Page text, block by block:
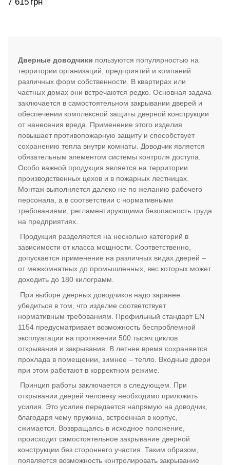
Дверные доводчики пользуются популярностью на
территории организаций, предприятий и компаний
различных форм собственности. В квартирах или
частных домах они встречаются редко. Основная задача
заключается в самостоятельном закрывании дверей и
обеспечении комплексной защиты дверной конструкции
от нанесения вреда. Применение этого изделия
повышает противопожарную защиту и способствует
сохранению тепла внутри комнаты. Доводчик является
обязательным элементом системы контроля доступа.
Особо важной продукция является на территории
производственных цехов и в пожарных лестницах.
Монтаж выполняется далеко не по желанию рабочего
персонала, а в соответствии с нормативными
требованиями, регламентирующими безопасность труда
на предприятиях.
Продукция разделяется на несколько категорий в
зависимости от класса мощности. Соответственно,
допускается применение на различных видах дверей –
от межкомнатных до промышленных, вес которых может
доходить до 180 килограмм.
При выборе дверных доводчиков надо заранее
убедиться в том, что изделие соответствует
нормативным требованиям. Профильный стандарт EN
1154 предусматривает возможность беспроблемной
эксплуатации на протяжении 500 тысяч циклов
открывания и закрывания. В летнее время сохраняется
прохлада в помещении, зимнее – тепло. Входные двери
при этом работают в корректном режиме.
Принцип работы заключается в следующем. При
открывании дверей человеку необходимо приложить
усилия. Это усилие передается напрямую на доводчик,
благодаря чему пружина, встроенная в корпус,
сжимается. Возвращаясь в исходное положение,
происходит самостоятельное закрывание дверной
конструкции без стороннего участия. Таким образом,
появляется возможность контролировать закрывание